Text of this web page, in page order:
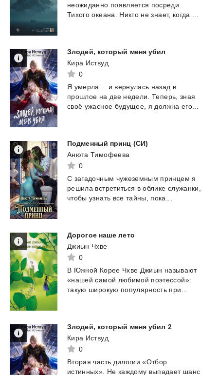
неожиданно появляется посреди
Тихого океана. Никто не знает, когда
Злодей, который меня убил
Кира Иствуд
0
Я умерла… и вернулась назад в
прошлое на две недели. Теперь, зная
своё ужасное будущее, я должна его...
Подменный принц (СИ)
Анюта Тимофеева
0
С загадочным чужеземным принцем я
решила встретиться в облике служанки,
чтобы узнать все тайны, пока...
Дорогое наше лето
Джиын Чхве
0
В Южной Корее Чхве Джиын называют
«нашей самой любимой поэтессой»:
такую широкую популярность при...
Злодей, который меня убил 2
Кира Иствуд
0
Вторая часть дилогии «Отбор
истинных». Не каждому выпадает шанс